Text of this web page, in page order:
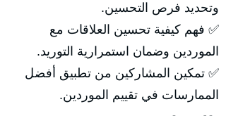
وتحديد فرص التحسين.
✅ فهم كيفية تحسين العلاقات مع
الموردين وضمان استمرارية التوريد.
✅ تمكين المشاركين من تطبيق أفضل
الممارسات في تقييم الموردين.